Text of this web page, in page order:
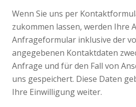
Wenn Sie uns per
zukommen lassen, werden Ihre
Anfrageformular inklusive der
angegebenen Kontaktdaten
Anfrage und für den Fall von
uns gespeichert. Diese Daten
Ihre Einwilligung weiter.